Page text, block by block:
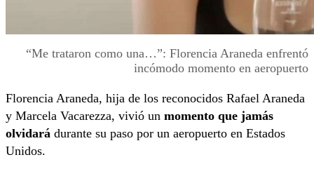
“Me trataron como una…”: Florencia Araneda enfrentó
incómodo momento en aeropuerto
Florencia Araneda, hija de los reconocidos Rafael Araneda
y Marcela Vacarezza, vivió un momento que jamás
olvidará durante su paso por un aeropuerto en Estados
Unidos.